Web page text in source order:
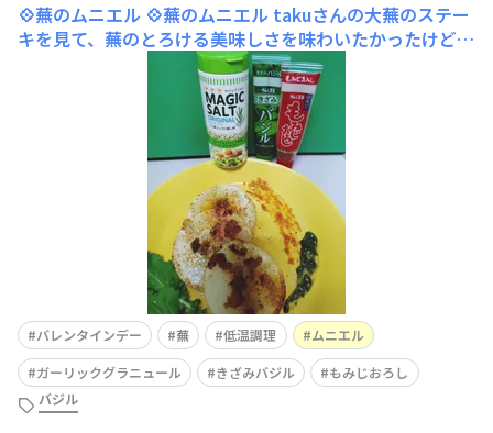
💠蕪のムニエル 💠蕪のムニエル takuさんの大蕪のステー
キを見て、蕪のとろける美味しさを味わいたかったけど…
ちょっと途中から方向転換しました〰️😅蕪丸ごと5時間低
温調理して、1cm位の厚さでスライスガーリックグラニュ
ール、マジックソルトを振りかけて小麦粉を振ってオリー
ブオイルでこんがり焼くきざみバジルチ
バレンタインデー 蕪 低温調理
ムニエル
ガーリックグラニュール
きざみバジル
もみじおろし
バジル